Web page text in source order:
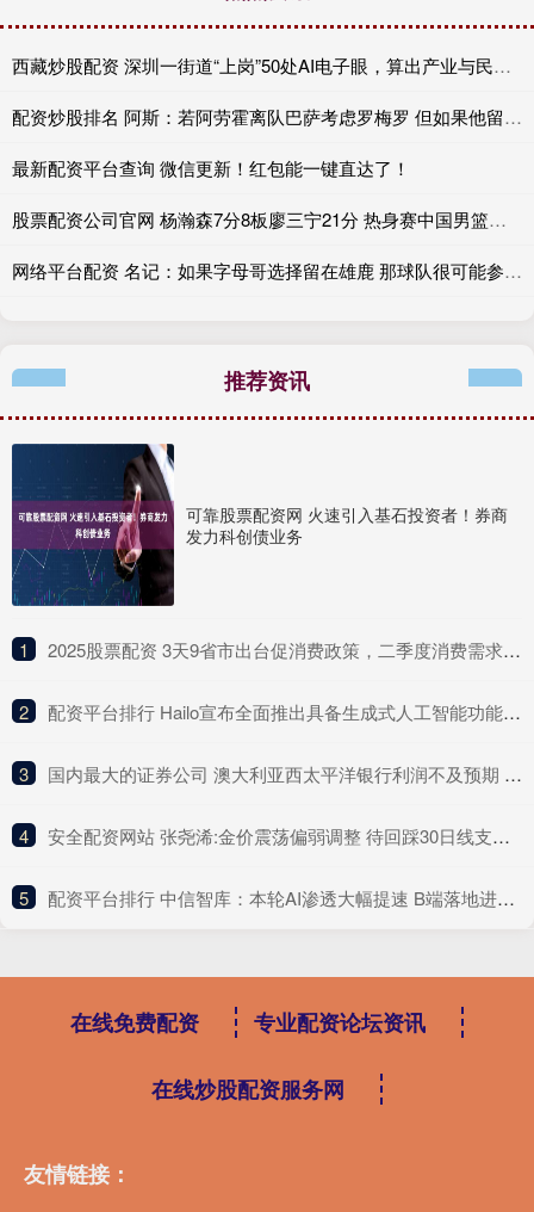
西藏炒股配资 深圳一街道“上岗”50处AI电子眼，算出产业与民生双赢账
配资炒股排名 阿斯：若阿劳霍离队巴萨考虑罗梅罗 但如果他留队就不会补强防线
最新配资平台查询 微信更新！红包能一键直达了！
股票配资公司官网 杨瀚森7分8板廖三宁21分 热身赛中国男篮险胜荷兰
网络平台配资 名记：如果字母哥选择留在雄鹿 那球队很可能参与莫兰特交易
推荐资讯
可靠股票配资网 火速引入基石投资者！券商
发力科创债业务
1 ​2025股票配资 3天9省市出台促消费政策，二季度消费需求将进一步释放
2 ​配资平台排行 Hailo宣布全面推出具备生成式人工智能功能的Hailo-10H边缘人工智能加速器
3 ​国内最大的证券公司 澳大利亚西太平洋银行利润不及预期 警示全球贸易风险冲击市场
4 ​安全配资网站 张尧浠:金价震荡偏弱调整 待回踩30日线支撑看涨攀升
5 ​配资平台排行 中信智库：本轮AI渗透大幅提速 B端落地进程或超预期
在线免费配资 专业配资论坛资讯
在线炒股配资服务网
友情链接：